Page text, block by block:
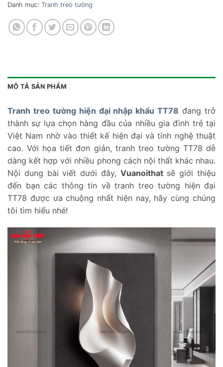
Danh mục: Tranh treo tường
MÔ TẢ SẢN PHẨM
Tranh treo tường hiện đại nhập khẩu TT78 đang trở
thành sự lựa chọn hàng đầu của nhiều gia đình trẻ tại
Việt Nam nhờ vào thiết kế hiện đại và tính nghệ thuật
cao. Với họa tiết đơn giản, tranh treo tường TT78 dễ
dàng kết hợp với nhiều phong cách nội thất khác nhau.
Nội dung bài viết dưới đây, Vuanoithatsẽ giới thiệu
đến bạn các thông tin về tranh treo tường hiện đại
TT78 được ưa chuộng nhất hiện nay, hãy cùng chúng
tôi tìm hiểu nhé!